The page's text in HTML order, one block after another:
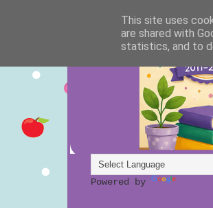
Powered by
This site uses
are shared with
statistics, and to